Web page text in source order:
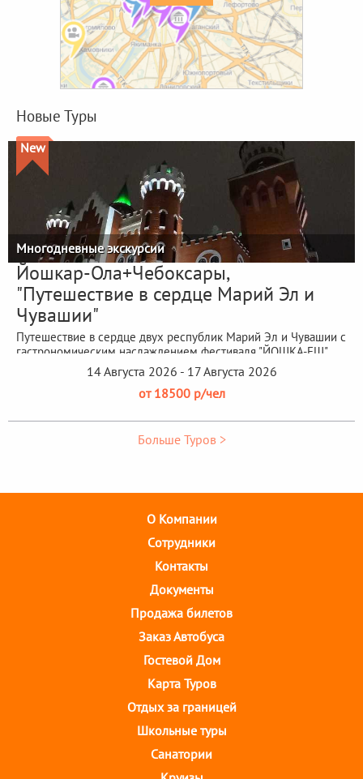
Новые Туры
New
Многодневные экскурсии
Йошкар-Ола+Чебоксары,
"Путешествие в сердце Марий Эл и
Чувашии"
Путешествие в сердце двух республик Марий Эл и Чувашии с
гастрономическим наслаждением фестиваля "ЙОШКА-ЕШ"
14 Августа 2026 - 17 Августа 2026
от 18500 р/чел
Больше Туров >
О Компании
Cотрудники
Контакты
Документы
Продажа билетов
Заказ Автобуса
Гостевой Дом
Карта Туров
Отдых за границей
Школьные туры
Санатории